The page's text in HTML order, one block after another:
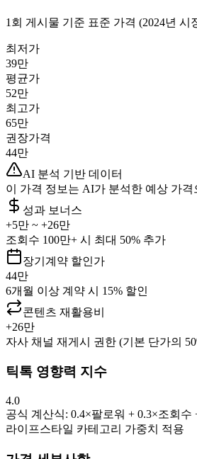
1회 게시물 기준 표준 가격 (2024년 시
최저가
39만
평균가
52만
최고가
65만
권장가격
44만
AI 분석 기반 데이터
이 가격 정보는 AI가 분석한 예상 가
성과 보너스
+5만 ~ +26만
조회수 100만+ 시 최대 50% 추가
장기계약 할인가
44만
6개월 이상 계약 시 15% 할인
콘텐츠 재활용비
+26만
자사 채널 재게시 권한 (기본 단가의
틱톡 영향력 지수
4.0
공식 계산식: 0.4×팔로워 + 0.3×조회수
라이프스타일 카테고리 가중치 적용